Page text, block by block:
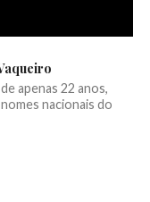
apenas 22 anos,
nacionais do